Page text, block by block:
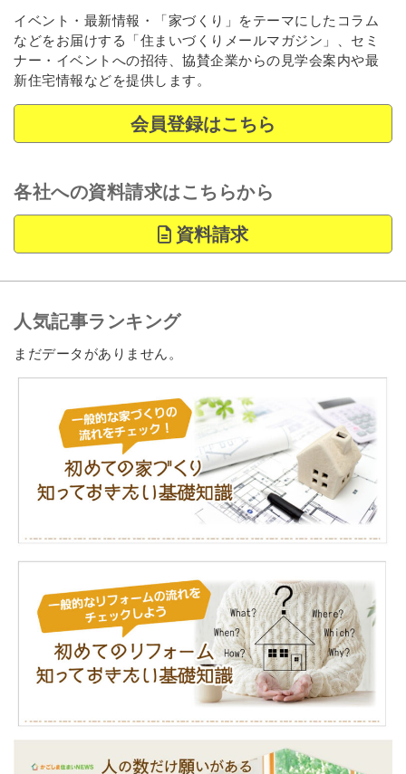
イベント・最新情報・「家づくり」をテーマにしたコラム
などをお届けする「住まいづくりメールマガジン」、セミ
ナー・イベントへの招待、協賛企業からの見学会案内や最
新住宅情報などを提供します。
会員登録はこちら
各社への資料請求はこちらから
資料請求
人気記事ランキング
まだデータがありません。